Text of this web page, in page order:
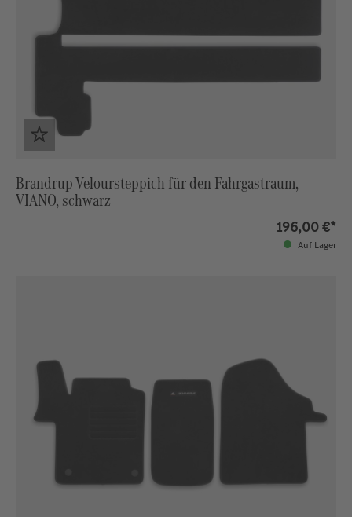
Brandrup Veloursteppich für den Fahrgastraum,
VIANO, schwarz
196,00 €*
Auf Lager